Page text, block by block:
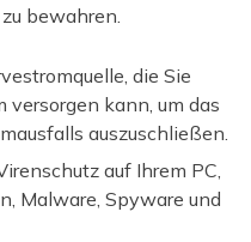
bewahren.
die Sie
kann, um das
auszuschließen.
auf Ihrem PC,
Malware, Spyware und